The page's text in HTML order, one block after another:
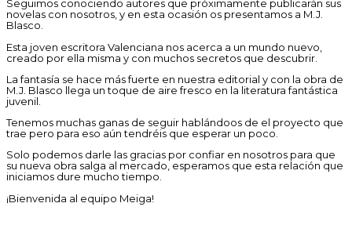
Seguimos conociendo autores que próximamente publicarán sus
novelas con nosotros, y en esta ocasión os presentamos a M.J.
Blasco.
Esta joven escritora Valenciana nos acerca a un mundo nuevo,
creado por ella misma y con muchos secretos que descubrir.
La fantasía se hace más fuerte en nuestra editorial y con la obra de
M.J. Blasco llega un toque de aire fresco en la literatura fantástica
juvenil.
Tenemos muchas ganas de seguir hablándoos de el proyecto que
trae pero para eso aún tendréis que esperar un poco.
Solo podemos darle las gracias por confiar en nosotros para que
su nueva obra salga al mercado, esperamos que esta relación que
iniciamos dure mucho tiempo.
¡Bienvenida al equipo Meiga!